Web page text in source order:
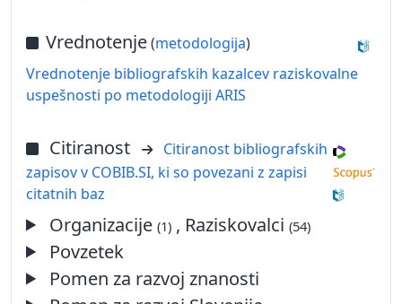
Vrednotenje(metodologija)
Vrednotenje bibliografskih kazalcev raziskovalne
uspešnosti po metodologiji ARIS
Citiranost
Citiranost bibliografskih
zapisov v COBIB.SI, ki so povezani z zapisi
citatnih baz
Organizacije(1) , Raziskovalci(54)
Povzetek
Pomen za razvoj znanosti